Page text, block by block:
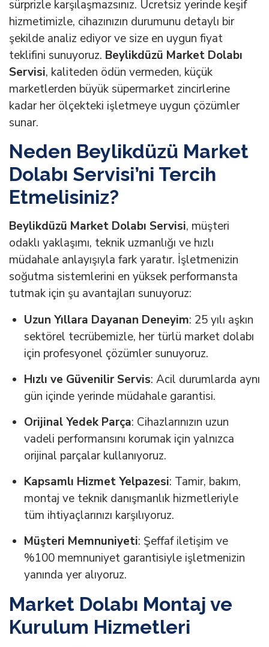
sürprizle karşılaşmazsınız. Ücretsiz yerinde keşif
hizmetimizle, cihazınızın durumunu detaylı bir
şekilde analiz ediyor ve size en uygun fiyat
teklifini sunuyoruz. Beylikdüzü Market Dolabı
Servisi, kaliteden ödün vermeden, küçük
marketlerden büyük süpermarket zincirlerine
kadar her ölçekteki işletmeye uygun çözümler
sunar.
Neden Beylikdüzü Market
Dolabı Servisi’ni Tercih
Etmelisiniz?
Beylikdüzü Market Dolabı Servisi, müşteri
odaklı yaklaşımı, teknik uzmanlığı ve hızlı
müdahale anlayışıyla fark yaratır. İşletmenizin
soğutma sistemlerini en yüksek performansta
tutmak için şu avantajları sunuyoruz:
Uzun Yıllara Dayanan Deneyim: 25 yılı aşkın
sektörel tecrübemizle, her türlü market dolabı
için profesyonel çözümler sunuyoruz.
Hızlı ve Güvenilir Servis: Acil durumlarda aynı
gün içinde yerinde müdahale garantisi.
Orijinal Yedek Parça: Cihazlarınızın uzun
vadeli performansını korumak için yalnızca
orijinal parçalar kullanıyoruz.
Kapsamlı Hizmet Yelpazesi: Tamir, bakım,
montaj ve teknik danışmanlık hizmetleriyle
tüm ihtiyaçlarınızı karşılıyoruz.
Müşteri Memnuniyeti: Şeffaf iletişim ve
%100 memnuniyet garantisiyle işletmenizin
yanında yer alıyoruz.
Market Dolabı Montaj ve
Kurulum Hizmetleri